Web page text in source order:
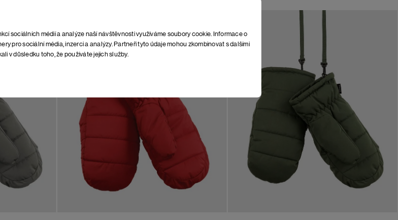
sociálních médií a analýze naší návštěvnosti využíváme soubory cookie. Informace o
pro sociální média, inzerci a analýzy. Partneři tyto údaje mohou zkombinovat s dalšími
v důsledku toho, že používáte jejich služby.